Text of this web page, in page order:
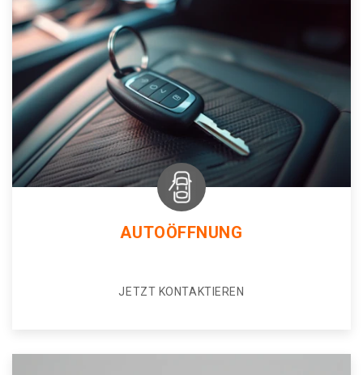
AUTOÖFFNUNG
JETZT KONTAKTIEREN